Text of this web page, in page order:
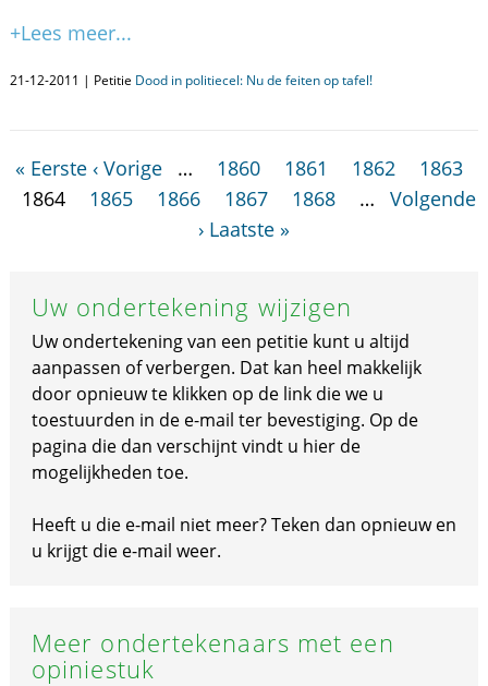
+Lees meer...
21-12-2011 | Petitie Dood in politiecel: Nu de feiten op tafel!
« Eerste ‹ Vorige … 1860 1861 1862
1863
1864
1865 1866 1867 1868 …
Volgende
› Laatste »
Uw ondertekening wijzigen
Uw ondertekening van een petitie kunt u altijd
aanpassen of verbergen. Dat kan heel makkelijk
door opnieuw te klikken op de link die we u
toestuurden in de e-mail ter bevestiging. Op de
pagina die dan verschijnt vindt u hier de
mogelijkheden toe.
Heeft u die e-mail niet meer? Teken dan opnieuw en
u krijgt die e-mail weer.
Meer ondertekenaars met een
opiniestuk